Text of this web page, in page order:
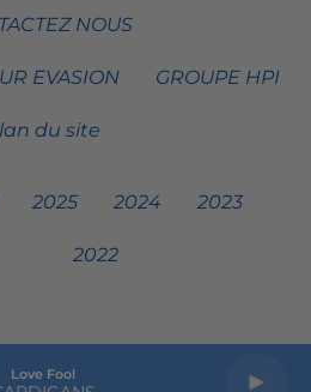
Love Fool
NOUS
EVASION GROUPE HPI
du site
2025 2024 2023
2022